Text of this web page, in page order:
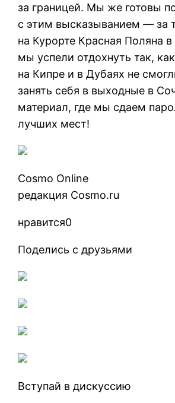
за границей. Мы же готовы
с этим высказыванием — за
на Курорте Красная Поляна
мы успели отдохнуть так,
на Кипре и в Дубаях не
занять себя в выходные в
материал, где мы сдаем
лучших мест!
Cosmo Online
редакция Cosmo.ru
нравится0
Поделись с друзьями
Вступай в дискуссию